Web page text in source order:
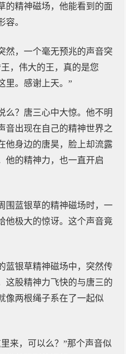
的精神磁场，他能看到的面
。
然，一个毫无预兆的声音突
，伟大的王，真的是您
里。感谢上天。”
么？唐三心中大惊。他不明
音出现在自己的精神世界之
他身边的唐昊，脸上却流露
他的精神力，也一直开启
围蓝银草的精神磁场时，一
他极大的惊讶。这个声音竟
蓝银草精神磁场中，突然传
这股精神力飞快的与唐三的
像两根绳子系在了一起似
来，可以么？”那个声音似